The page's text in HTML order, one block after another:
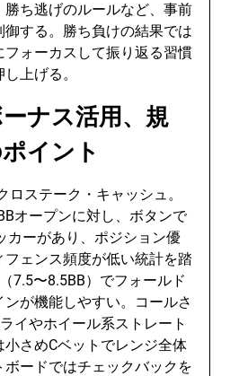
ち逃げのルールなど、事前
する。勝ち負けの結果では
ォーカスして振り返る習慣
上げる。
ナス活用、規
イント
ロステーク・キャッシュ。
オープンに対し、ボタンで
カーがあり、ポジション優
ェンス頻度が低い統計を踏
7.5〜8.5BB）でフォールド
が機能しやすい。コールさ
イやホイール系ストレート
さめCベットでレンジ全体
ードではチェックバックを